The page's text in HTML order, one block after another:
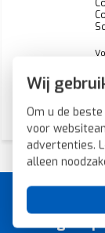
Wij
Om u de
voor
advertenties.
alleen
A-merk
de laagste